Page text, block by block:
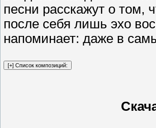
песни расскажут о том,
после себя лишь эхо
напоминает: даже в